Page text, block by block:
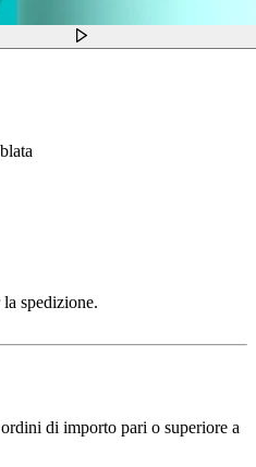
spedizione.
di importo pari o superiore a